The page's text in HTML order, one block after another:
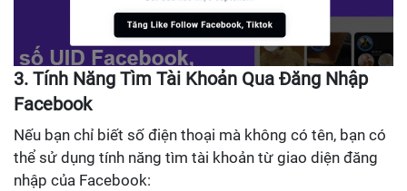
3. Tính Năng Tìm Tài Khoản Qua Đăng Nhập
Facebook
Nếu bạn chỉ biết số điện thoại mà không có tên, bạn có
thể sử dụng tính năng tìm tài khoản từ giao diện đăng
nhập của Facebook: